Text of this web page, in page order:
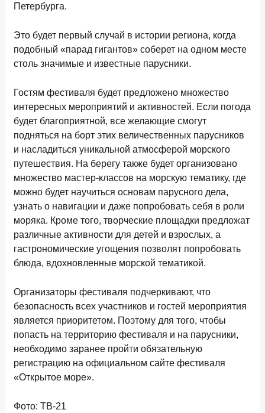
Петербурга.
Это будет первый случай в истории региона, когда
подобный «парад гигантов» соберет на одном месте
столь значимые и известные парусники.
Гостям фестиваля будет предложено множество
интересных мероприятий и активностей. Если погода
будет благоприятной, все желающие смогут
подняться на борт этих величественных парусников
и насладиться уникальной атмосферой морского
путешествия. На берегу также будет организовано
множество мастер-классов на морскую тематику, где
можно будет научиться основам парусного дела,
узнать о навигации и даже попробовать себя в роли
моряка. Кроме того, творческие площадки предложат
различные активности для детей и взрослых, а
гастрономические угощения позволят попробовать
блюда, вдохновленные морской тематикой.
Организаторы фестиваля подчеркивают, что
безопасность всех участников и гостей мероприятия
является приоритетом. Поэтому для того, чтобы
попасть на территорию фестиваля и на парусники,
необходимо заранее пройти обязательную
регистрацию на официальном сайте фестиваля
«Открытое море».
Фото: ТВ-21